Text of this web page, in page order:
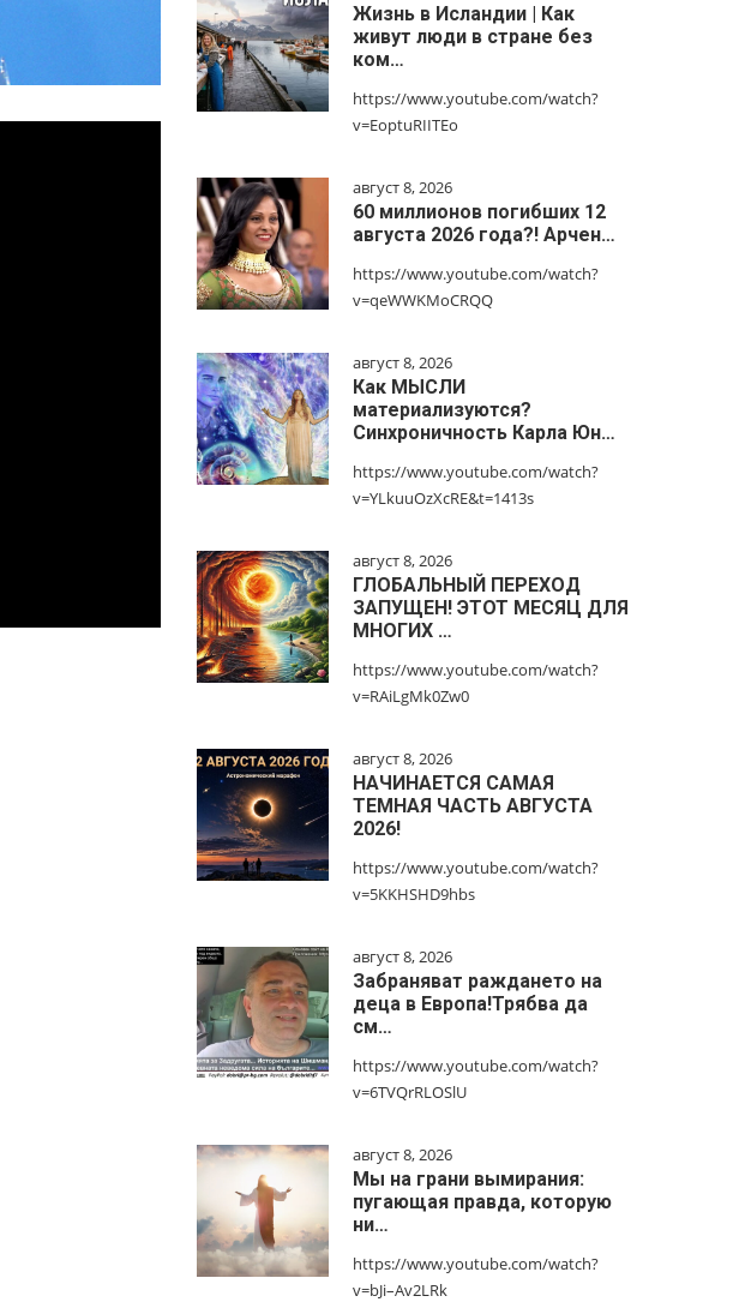
Жизнь в Исландии | Как
живут люди в стране без
ком…
https://www.youtube.com/watch?
v=EoptuRIITEo
август 8, 2026
60 миллионов погибших 12
августа 2026 года?! Арчен…
https://www.youtube.com/watch?
v=qeWWKMoCRQQ
август 8, 2026
Как МЫСЛИ
материализуются?
Синхроничность Карла Юн…
https://www.youtube.com/watch?
v=YLkuuOzXcRE&t=1413s
август 8, 2026
ГЛОБАЛЬНЫЙ ПЕРЕХОД
ЗАПУЩЕН! ЭТОТ МЕСЯЦ ДЛЯ
МНОГИХ …
https://www.youtube.com/watch?
v=RAiLgMk0Zw0
август 8, 2026
НАЧИНАЕТСЯ САМАЯ
ТЕМНАЯ ЧАСТЬ АВГУСТА
2026!
https://www.youtube.com/watch?
v=5KKHSHD9hbs
август 8, 2026
Забраняват раждането на
деца в Европа!Трябва да
см…
https://www.youtube.com/watch?
v=6TVQrRLOSlU
август 8, 2026
Мы на грани вымирания:
пугающая правда, которую
ни…
https://www.youtube.com/watch?
v=bJi–Av2LRk